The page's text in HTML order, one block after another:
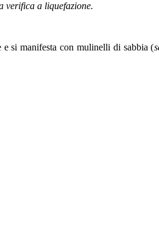
verifica a liquefazione.
si manifesta con mulinelli di sabbia (